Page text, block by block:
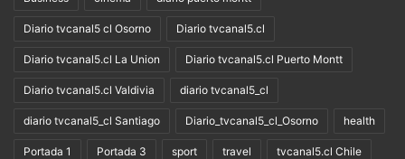
Diario tvcanal5 cl Osorno Diario tvcanal5.cl
Diario tvcanal5.cl La Union Diario tvcanal5.cl Puerto Montt
Diario tvcanal5.cl Valdivia diario tvcanal5_cl
diario tvcanal5_cl Santiago Diario_tvcanal5_cl_Osorno health
Portada 1 Portada 3 sport travel tvcanal5.cl Chile